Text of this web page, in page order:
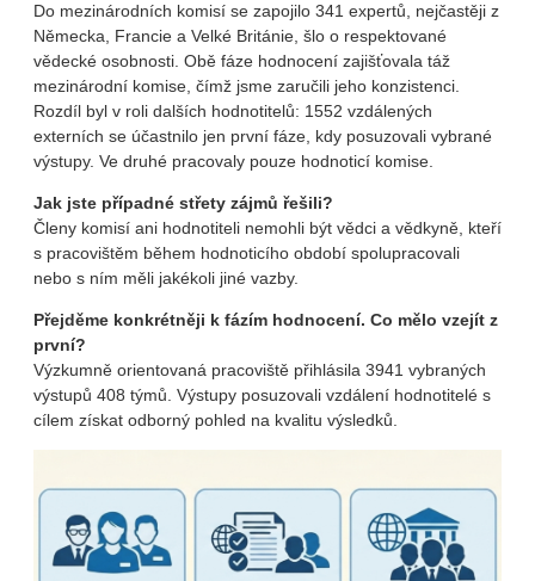
Do mezinárodních komisí se zapojilo 341 expertů, nejčastěji z
Německa, Francie a Velké Británie, šlo o respektované
vědecké osobnosti. Obě fáze hodnocení zajišťovala táž
mezinárodní komise, čímž jsme zaručili jeho konzistenci.
Rozdíl byl v roli dalších hodnotitelů: 1552 vzdálených
externích se účastnilo jen první fáze, kdy posuzovali vybrané
výstupy. Ve druhé pracovaly pouze hodnoticí komise.
Jak jste případné střety zájmů řešili?
Členy komisí ani hodnotiteli nemohli být vědci a vědkyně, kteří
s pracovištěm během hodnoticího období spolupracovali
nebo s ním měli jakékoli jiné vazby.
Přejděme konkrétněji k fázím hodnocení. Co mělo vzejít z
první?
Výzkumně orientovaná pracoviště přihlásila 3941 vybraných
výstupů 408 týmů. Výstupy posuzovali vzdálení hodnotitelé s
cílem získat odborný pohled na kvalitu výsledků.